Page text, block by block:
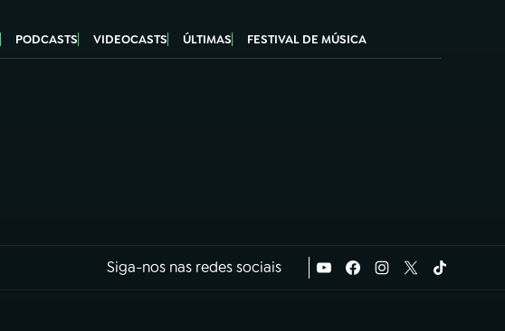
PODCASTS VIDEOCASTS ÚLTIMAS FESTIVAL DE MÚSICA
Siga-nos nas redes sociais